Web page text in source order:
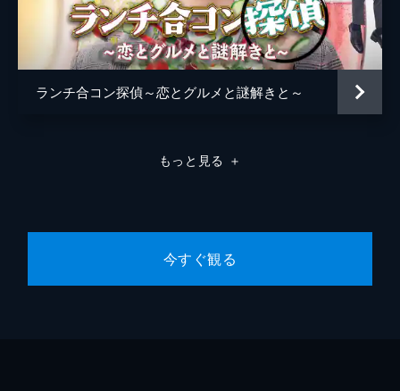
ランチ合コン探偵～恋とグルメと謎解きと～
もっと見る ＋
今すぐ観る